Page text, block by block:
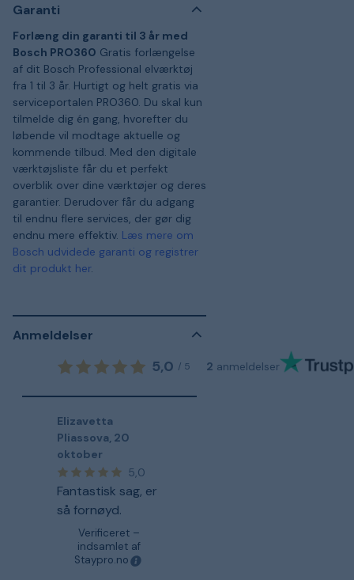
Garanti
Forlæng din garanti til 3 år med
Bosch PRO360 Gratis forlængelse
af dit Bosch Professional elværktøj
fra 1 til 3 år. Hurtigt og helt gratis via
serviceportalen PRO360. Du skal kun
tilmelde dig én gang, hvorefter du
løbende vil modtage aktuelle og
kommende tilbud. Med den digitale
værktøjsliste får du et perfekt
overblik over dine værktøjer og deres
garantier. Derudover får du adgang
til endnu flere services, der gør dig
endnu mere effektiv. Læs mere om
Bosch udvidede garanti og registrer
dit produkt her.
Anmeldelser
5,0 / 5 2 anmeldelser
Elizavetta
Pliassova, 20
oktober
5,0
Fantastisk sag, er
så fornøyd.
Verificeret –
indsamlet af
Staypro.no